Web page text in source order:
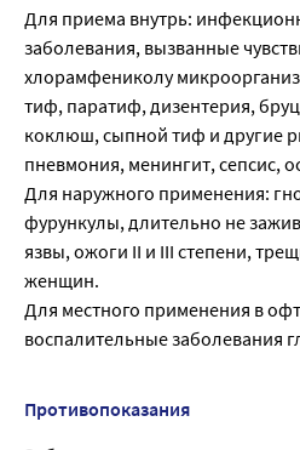
Для приема внутрь:
заболевания, вызванные
хлорамфениколу
тиф, паратиф, дизентерия,
коклюш, сыпной тиф и другие
пневмония, менингит, сепсис,
Для наружного применения:
фурункулы, длительно не
язвы, ожоги II и III степени,
женщин.
Для местного применения в
воспалительные заболевания
Противопоказания